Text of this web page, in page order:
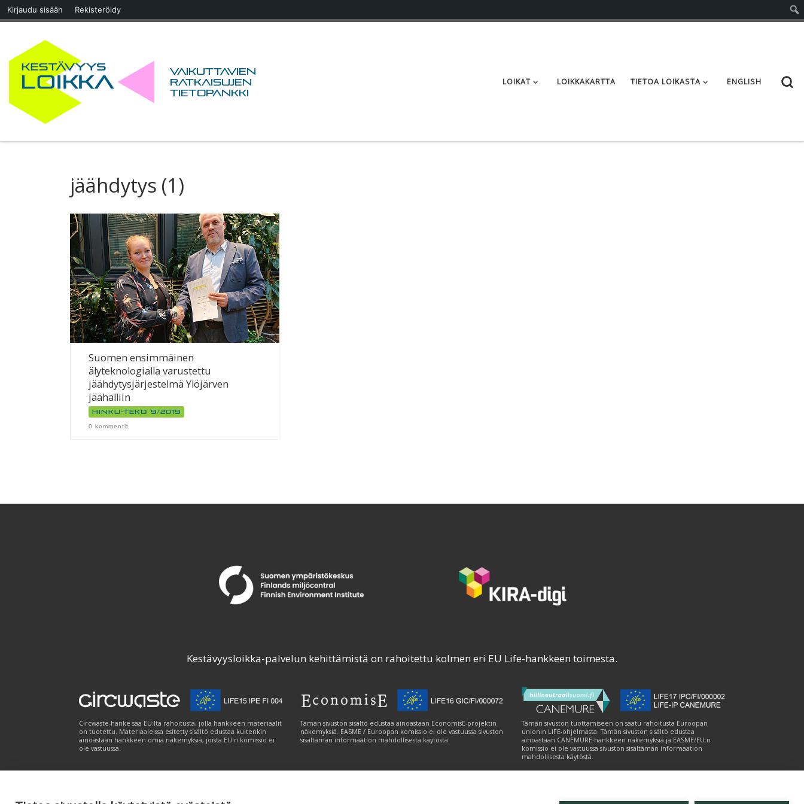
Kirjaudu sisään Rekisteröidy
Skip to content
Vaikuttavien
ratkaisujen
tietopankki
LOIKAT LOIKKAKARTTA TIETOA LOIKASTA ENGLISH
jäähdytys (1)
Suomen ensimmäinen
älyteknologialla varustettu
jäähdytysjärjestelmä Ylöjärven
jäähalliin
Hinku-teko 9/2019
0 kommentit
Kestävyysloikka-palvelun kehittämistä on rahoitettu kolmen eri EU Life-hankkeen toimesta.
Circwaste-hanke saa EU:lta rahoitusta, jolla hankkeen materiaalit
on tuotettu. Materiaaleissa esitetty sisältö edustaa kuitenkin
ainoastaan hankkeen omia näkemyksiä, joista EU:n komissio ei
ole vastuussa.
Tämän sivuston sisältö edustaa ainoastaan EconomisE-projektin
näkemyksiä. EASME / Euroopan komissio ei ole vastuussa sivuston
sisältämän informaation mahdollisesta käytöstä.
Tämän sivuston tuottamiseen on saatu rahoitusta Euroopan
unionin LIFE-ohjelmasta. Tämän sivuston sisältö edustaa
ainoastaan CANEMURE-hankkeen näkemyksiä ja EASME/EU:n
komissio ei ole vastuussa sivuston sisältämän informaation
mahdollisesta käytöstä.